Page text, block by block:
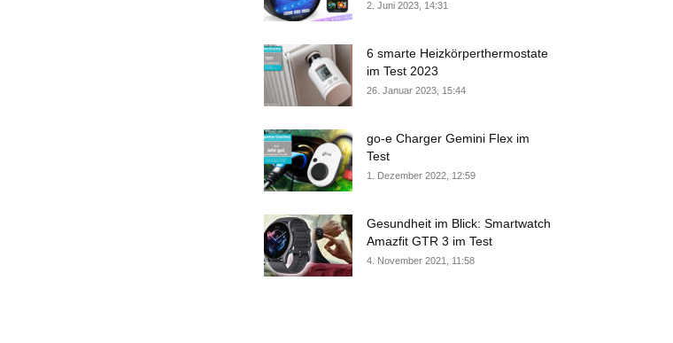
2. Juni 2023, 14:31
6 smarte Heizkörperthermostate
im Test 2023
26. Januar 2023, 15:44
go-e Charger Gemini Flex im
Test
1. Dezember 2022, 12:59
Gesundheit im Blick: Smartwatch
Amazfit GTR 3 im Test
4. November 2021, 11:58